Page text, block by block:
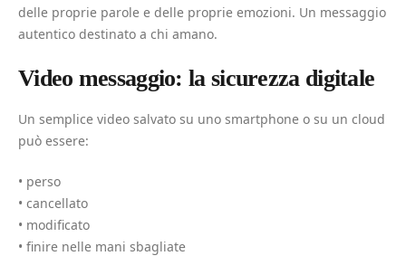
delle proprie parole e delle proprie emozioni. Un messaggio
autentico destinato a chi amano.
Video messaggio: la sicurezza digitale
Un semplice video salvato su uno smartphone o su un cloud
può essere:
• perso
• cancellato
• modificato
• finire nelle mani sbagliate